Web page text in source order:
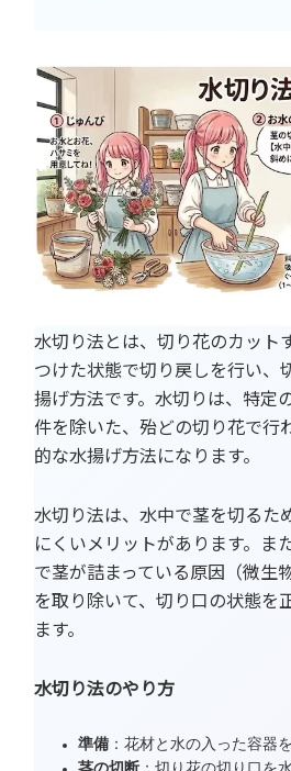
水切り法とは、切り花のカット
つけた状態で切り戻しを行い、
揚げ方法です。水切りは、特定
件を除いた、殆どの切り花で行
的な水揚げ方法になります。
水切り法は、水中で茎を切るた
にくいメリットがあります。ま
で茎が詰まっている原因（微生
を取り除いて、切り口の状態を
ます。
水切り法のやり方
準備 ：花材と水の入った容器